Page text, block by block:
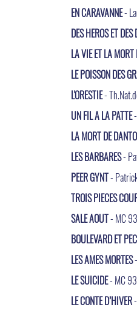
EN CARAVANNE-
DES HEROS ET DES
LA VIE ET LA
LE POISSON DES
L'ORESTIE-
UN FIL A LA PATTE
LA MORT DE
LES BARBARES-
PEER GYNT-
TROIS PIECES
SALE AOUT- MC
BOULEVARD ET
LES AMES MORTES
LE SUICIDE- MC
LE CONTE D’HIVER